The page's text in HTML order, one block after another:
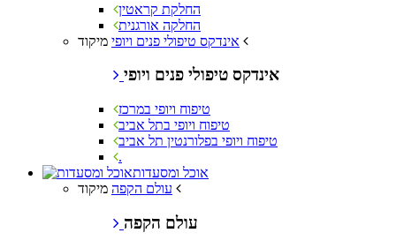
החלקת קראטין
החלקה אורגנית
אינדקס טיפולי פנים ויופי
אינדקס טיפולי פנים ויופי
טיפוח ויופי במרכז
טיפוח ויופי בתל אביב
טיפוח ויופי בפלורנטין תל אביב
.
אוכל ומסעדות
עולם הקפה
עולם הקפה